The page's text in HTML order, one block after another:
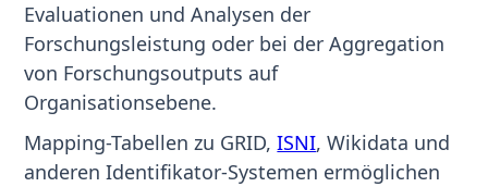
Evaluationen und Analysen der
Forschungsleistung oder bei der Aggregation
von Forschungsoutputs auf
Organisationsebene.
Mapping-Tabellen zu GRID,ISNI, Wikidata und
anderen Identifikator-Systemen ermöglichen